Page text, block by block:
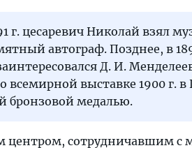
г. цесаревич Николай взял
автограф. Позднее, в
Д. И.
всемирной выставке 1900 г.
бронзовой медалью.
центром, сотрудничавшим с